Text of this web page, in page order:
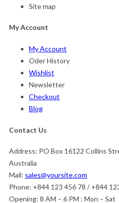
Site map
My Account
My Account
Oder History
Wishlist
Newsletter
Checkout
Blog
Contact Us
Address: PO Box 16122 Collins
Australia
Mail: sales@yoursite.com
Phone: +844 123 456 78 / +844
Opening: 8 AM – 6 PM : Mon – Sat